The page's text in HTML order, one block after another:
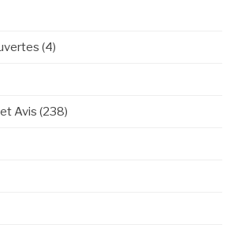
(4)
Avis (238)